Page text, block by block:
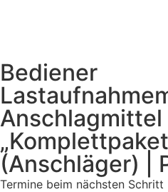
Bediener
Anschlagmittel
(Anschläger) |
Termine beim nächsten Schritt